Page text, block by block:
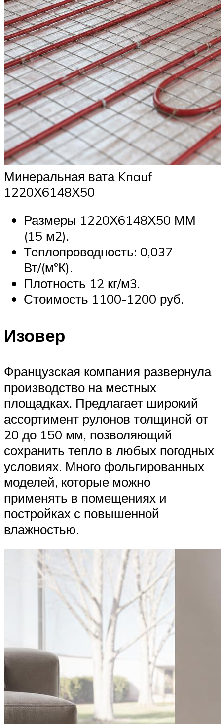
Минеральная вата Knauf
1220Х6148Х50
Размеры 1220Х6148Х50 ММ
(15 м2).
Теплопроводность: 0,037
Вт/(м°К).
Плотность 12 кг/м3.
Стоимость 1100-1200 руб.
Изовер
Французская компания развернула
производство на местных
площадках. Предлагает широкий
ассортимент рулонов толщиной от
20 до 150 мм, позволяющий
сохранить тепло в любых погодных
условиях. Много фольгированных
моделей, которые можно
применять в помещениях и
постройках с повышенной
влажностью.